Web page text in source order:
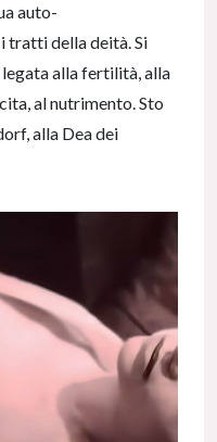
auto-
tratti della deità. Si
alla fertilità, alla
al nutrimento. Sto
alla Dea dei